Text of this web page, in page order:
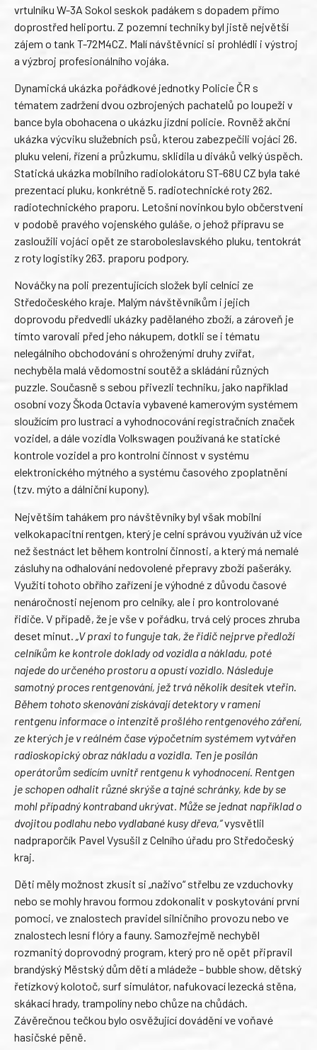
vrtulníku W-3A Sokol seskok padákem s dopadem přímo
doprostřed heliportu. Z pozemní techniky byl jistě největší
zájem o tank T-72M4CZ. Malí návštěvníci si prohlédli i výstroj
a výzbroj profesionálního vojáka.
Dynamická ukázka pořádkové jednotky Policie ČR s
tématem zadržení dvou ozbrojených pachatelů po loupeži v
bance byla obohacena o ukázku jízdní policie. Rovněž akční
ukázka výcviku služebních psů, kterou zabezpečili vojáci 26.
pluku velení, řízení a průzkumu, sklidila u diváků velký úspěch.
Statická ukázka mobilního radiolokátoru ST-68U CZ byla také
prezentací pluku, konkrétně 5. radiotechnické roty 262.
radiotechnického praporu. Letošní novinkou bylo občerstvení
v podobě pravého vojenského guláše, o jehož přípravu se
zasloužili vojáci opět ze staroboleslavského pluku, tentokrát
z roty logistiky 263. praporu podpory.
Nováčky na poli prezentujících složek byli celníci ze
Středočeského kraje. Malým návštěvníkům i jejich
doprovodu předvedli ukázky padělaného zboží, a zároveň je
tímto varovali před jeho nákupem, dotkli se i tématu
nelegálního obchodování s ohroženými druhy zvířat,
nechyběla malá vědomostní soutěž a skládání různých
puzzle. Současně s sebou přivezli techniku, jako například
osobní vozy Škoda Octavia vybavené kamerovým systémem
sloužícím pro lustraci a vyhodnocování registračních značek
vozidel, a dále vozidla Volkswagen používaná ke statické
kontrole vozidel a pro kontrolní činnost v systému
elektronického mýtného a systému časového zpoplatnění
(tzv. mýto a dálniční kupony).
Největším tahákem pro návštěvníky byl však mobilní
velkokapacitní rentgen, který je celní správou využíván už více
než šestnáct let během kontrolní činnosti, a který má nemalé
zásluhy na odhalování nedovolené přepravy zboží pašeráky.
Využití tohoto obřího zařízení je výhodné z důvodu časové
nenáročnosti nejenom pro celníky, ale i pro kontrolované
řidiče. V případě, že je vše v pořádku, trvá celý proces zhruba
deset minut.
„V praxi to funguje tak, že řidič nejprve předloží
celníkům ke kontrole doklady od vozidla a nákladu, poté
najede do určeného prostoru a opustí vozidlo. Následuje
samotný proces rentgenování, jež trvá několik desítek vteřin.
Během tohoto skenování získávají detektory v rameni
rentgenu informace o intenzitě prošlého rentgenového záření,
ze kterých je v reálném čase výpočetním systémem vytvářen
radioskopický obraz nákladu a vozidla. Ten je posílán
operátorům sedícím uvnitř rentgenu k vyhodnocení. Rentgen
je schopen odhalit různé skrýše a tajné schránky, kde by se
mohl případný kontraband ukrývat. Může se jednat například o
dvojitou podlahu nebo vydlabané kusy dřeva,“vysvětlil
nadpraporčík Pavel Vysušil z Celního úřadu pro Středočeský
kraj.
Děti měly možnost zkusit si „naživo“ střelbu ze vzduchovky
nebo se mohly hravou formou zdokonalit v poskytování první
pomoci, ve znalostech pravidel silničního provozu nebo ve
znalostech lesní flóry a fauny. Samozřejmě nechyběl
rozmanitý doprovodný program, který pro ně opět připravil
brandýský Městský dům dětí a mládeže – bubble show, dětský
řetízkový kolotoč, surf simulátor, nafukovací lezecká stěna,
skákací hrady, trampolíny nebo chůze na chůdách.
Závěrečnou tečkou bylo osvěžující dovádění ve voňavé
hasičské pěně.